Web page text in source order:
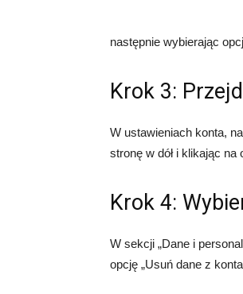
następnie wybierając
Krok 3:
W ustawieniach konta,
stronę w dół i klikając na
Krok 4:
W sekcji „Dane i
opcję „Usuń dane z